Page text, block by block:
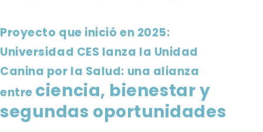
Proyecto que inició en 2025:
Universidad CES lanza la Unidad
Canina por la Salud: una alianza
entre ciencia, bienestar y
segundas oportunidades